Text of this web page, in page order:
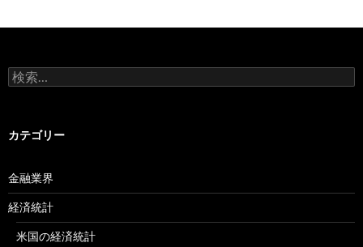
検
索:
カテゴリー
金融業界
経済統計
米国の経済統計